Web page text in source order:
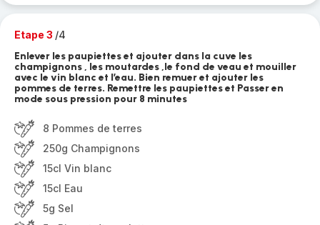
Etape 3 /4
Enlever les paupiettes et ajouter dans la cuve les
champignons , les moutardes ,le fond de veau et mouiller
avec le vin blanc et l’eau. Bien remuer et ajouter les
pommes de terres. Remettre les paupiettes et Passer en
mode sous pression pour 8 minutes
8 Pommes de terres
250g Champignons
15cl Vin blanc
15cl Eau
5g Sel